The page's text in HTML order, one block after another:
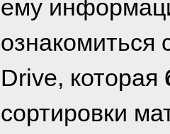
ему
Drive, которая
сортировки